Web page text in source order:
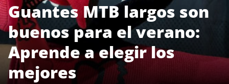
Guantes MTB largos son
buenos para el verano:
Aprende a elegir los
mejores